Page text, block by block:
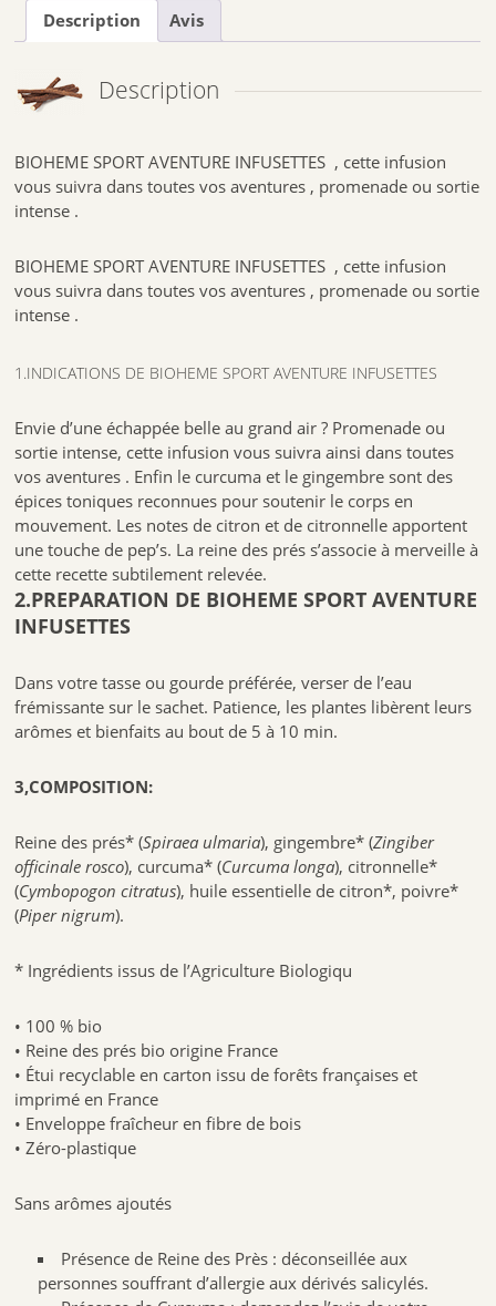
Description Avis
Description
BIOHEME SPORT AVENTURE INFUSETTES , cette infusion
vous suivra dans toutes vos aventures , promenade ou sortie
intense .
BIOHEME SPORT AVENTURE INFUSETTES , cette infusion
vous suivra dans toutes vos aventures , promenade ou sortie
intense .
1.INDICATIONS DE BIOHEME SPORT AVENTURE INFUSETTES
Envie d’une échappée belle au grand air ? Promenade ou
sortie intense, cette infusion vous suivra ainsi dans toutes
vos aventures . Enfin le curcuma et le gingembre sont des
épices toniques reconnues pour soutenir le corps en
mouvement. Les notes de citron et de citronnelle apportent
une touche de pep’s. La reine des prés s’associe à merveille à
cette recette subtilement relevée.
2.PREPARATION DE BIOHEME SPORT AVENTURE
INFUSETTES
Dans votre tasse ou gourde préférée, verser de l’eau
frémissante sur le sachet. Patience, les plantes libèrent leurs
arômes et bienfaits au bout de 5 à 10 min.
3,COMPOSITION:
Reine des prés* (Spiraea ulmaria), gingembre* (Zingiber
officinale rosco), curcuma* (Curcuma longa), citronnelle*
(Cymbopogon citratus), huile essentielle de citron*, poivre*
(Piper nigrum).
* Ingrédients issus de l’Agriculture Biologiqu
• 100 % bio
• Reine des prés bio origine France
• Étui recyclable en carton issu de forêts françaises et
imprimé en France
• Enveloppe fraîcheur en fibre de bois
• Zéro-plastique
Sans arômes ajoutés
Présence de Reine des Près : déconseillée aux
personnes souffrant d’allergie aux dérivés salicylés.